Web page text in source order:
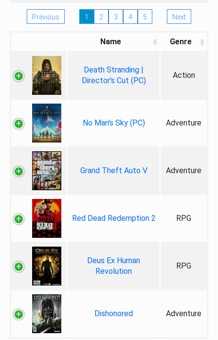
Previous 1 2 3 4 5 Next
Name Genre
Death Stranding |
Director's Cut (PC)
Action
No Man's Sky (PC) Adventure
Grand Theft Auto V Adventure
Red Dead Redemption 2 RPG
Deus Ex Human
Revolution
RPG
Dishonored Adventure